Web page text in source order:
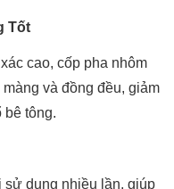
Tốt
cao, cốp pha nhôm
và đồng đều, giảm
bê tông.
sử dụng nhiều lần, giúp